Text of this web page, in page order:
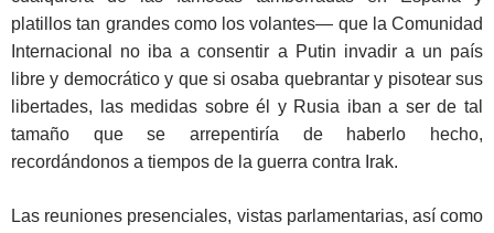
platillos tan grandes como los volantes— que la Comunidad
Internacional no iba a consentir a Putin invadir a un país
libre y democrático y que si osaba quebrantar y pisotear sus
libertades, las medidas sobre él y Rusia iban a ser de tal
tamaño que se arrepentiría de haberlo hecho,
recordándonos a tiempos de la guerra contra Irak.
Las reuniones presenciales, vistas parlamentarias, así como